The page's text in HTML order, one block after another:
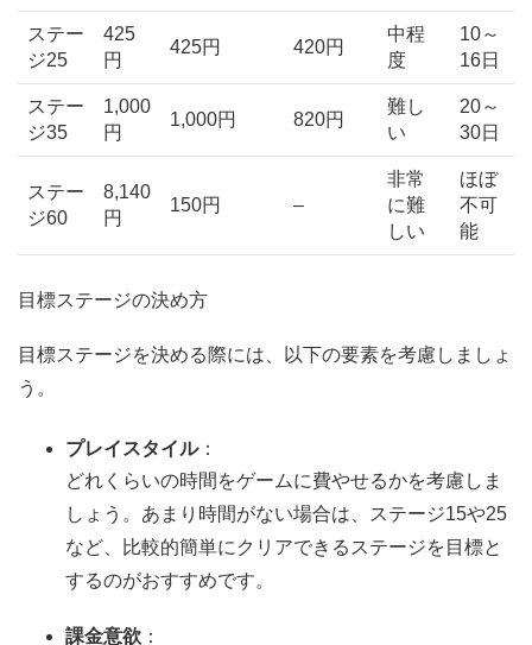
ステー
ジ25
425
円
425円 420円
中程
度
10～
16日
ステー
ジ35
1,000
円
1,000円 820円
難し
い
20～
30日
ステー
ジ60
8,140
円
150円 –
非常
に難
しい
ほぼ
不可
能
目標ステージの決め方
目標ステージを決める際には、以下の要素を考慮しましょ
う。
プレイスタイル：
どれくらいの時間をゲームに費やせるかを考慮しま
しょう。あまり時間がない場合は、ステージ15や25
など、比較的簡単にクリアできるステージを目標と
するのがおすすめです。
課金意欲 ：